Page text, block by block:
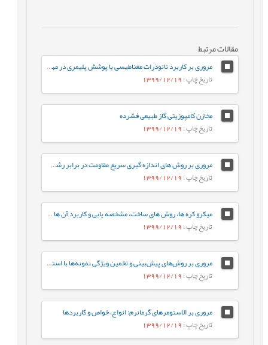
مقالات مرتبط
مروری بر کاربرد نانوذرات مغناطیسی با پوشش پلیمری در مهندسی بافت
تاریخ چاپ: 1399/12/19
مخازن کامپوزیتی گاز طبیعی فشرده
تاریخ چاپ: 1399/12/19
مروری بر روش های اندازه گیری سریع مقاومت در برابر رشد آهسته ترک پلی اتیلن سنگین
تاریخ چاپ: 1399/12/19
میکرو کره ها، روش های ساخت، مشخصه يابی و کاربرد آن ها در دارورسانی
تاریخ چاپ: 1399/12/19
مروری بر روش‌های پیش‌بینی و تخمین ویژگی نمونه‌ها با استفاده از روش‌های تجزیه‌ای و الگوریتم‌های یادگیری ماشین
تاریخ چاپ: 1399/12/19
مروری بر الاستومرهای گرمانرم: انواع، خواص و کاربردها
تاریخ چاپ: 1399/12/19